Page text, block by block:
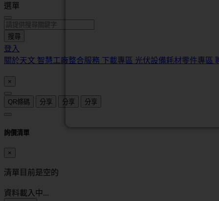
選單
搜尋
登入
關於天文 智慧工廠整合服務 下載專區 光伏設備耗材零件專區
×
QR條碼 分享 分享 分享
詢價清單
×
清單目前是空的
資料載入中...